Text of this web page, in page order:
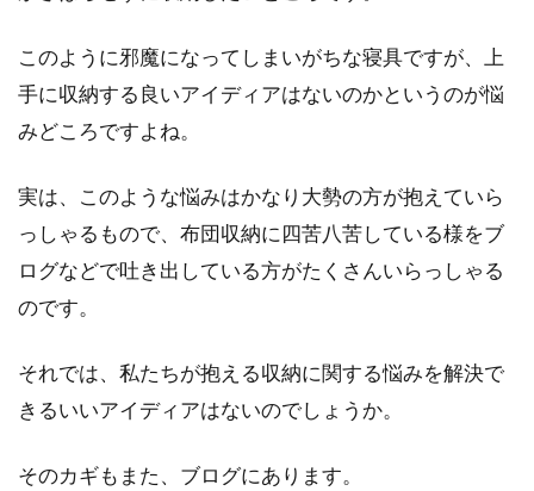
ベッドの高さを上げると、どんなメ
意外と後悔が多いベッドの高さ、気にしないで
なります。...
の秘密を探ってみよう！！
日本に来た外国人は、日本のトイレは清潔だと
このように邪魔になってしまいがちな寝具ですが、上
手に収納する良いアイディアはないのかというのが悩
みどころですよね。
実は、このような悩みはかなり大勢の方が抱えていら
っしゃるもので、布団収納に四苦八苦している様をブ
ログなどで吐き出している方がたくさんいらっしゃる
のです。
それでは、私たちが抱える収納に関する悩みを解決で
きるいいアイディアはないのでしょうか。
そのカギもまた、ブログにあります。